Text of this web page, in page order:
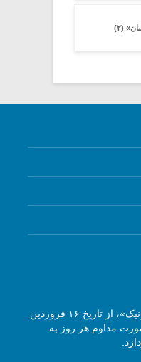
(۲)
مجله آنلاین موسیقی «گفتگوی هارمونیک»، از تاریخ ۱۶ فروردین
صورت مداوم هر روز به